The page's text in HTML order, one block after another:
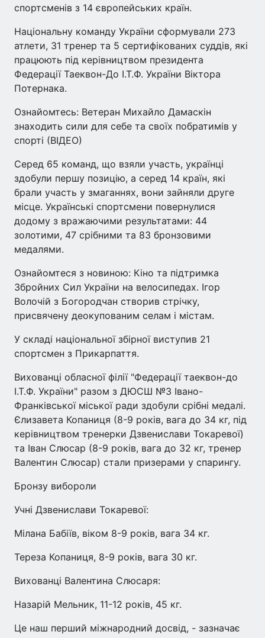
спортсменів з 14 європейських країн.
Національну команду України сформували 273
атлети, 31 тренер та 5 сертифікованих суддів, які
працюють під керівництвом президента
Федерації Таеквон-До І.Т.Ф. України Віктора
Потернака.
Ознайомтесь: Ветеран Михайло Дамаскін
знаходить сили для себе та своїх побратимів у
спорті (ВІДЕО)
Серед 65 команд, що взяли участь, українці
здобули першу позицію, а серед 14 країн, які
брали участь у змаганнях, вони зайняли друге
місце. Українські спортсмени повернулися
додому з вражаючими результатами: 44
золотими, 47 срібними та 83 бронзовими
медалями.
Ознайомтеся з новиною: Кіно та підтримка
Збройних Сил України на велосипедах. Ігор
Волочій з Богородчан створив стрічку,
присвячену деокупованим селам і містам.
У складі національної збірної виступив 21
спортсмен з Прикарпаття.
Вихованці обласної філії "Федерації таеквон-до
І.Т.Ф. України" разом з ДЮСШ №3 Івано-
Франківської міської ради здобули срібні медалі.
Єлизавета Копаниця (8-9 років, вага до 34 кг, під
керівництвом тренерки Дзвенислави Токаревої)
та Іван Слюсар (8-9 років, вага до 32 кг, тренер
Валентин Слюсар) стали призерами у спарингу.
Бронзу вибороли
Учні Дзвенислави Токаревої:
Мілана Бабіїв, віком 8-9 років, вага 34 кг.
Тереза Копаниця, 8-9 років, вага 30 кг.
Вихованці Валентина Слюсаря:
Назарій Мельник, 11-12 років, 45 кг.
Це наш перший міжнародний досвід, - зазначає